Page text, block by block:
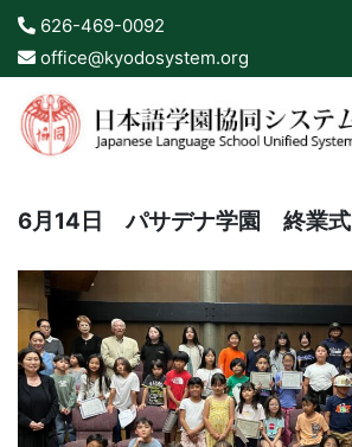
626-469-0092
office@kyodosystem.org
6月14日 パサデナ学園 終業式